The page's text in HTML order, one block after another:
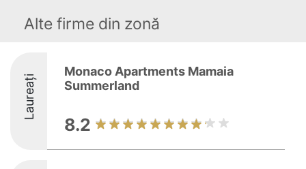
Alte firme din zonă
Laureați
Monaco Apartments Mamaia
Summerland
8.2